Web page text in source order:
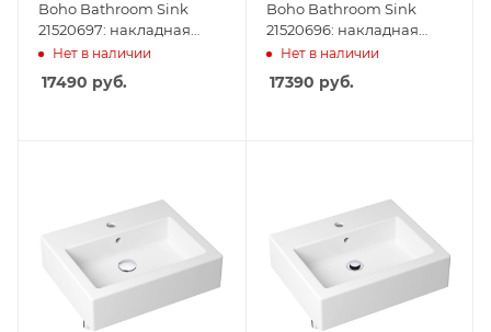
Boho Bathroom Sink
21520697: накладная
раковина 50.5 см,
металлический сифон,
донный клапан
Нет в наличии
17490 руб.
Boho Bathroom Sink
21520696: накладная
раковина 50.5 см,
металлический сифон,
донный клапан
Нет в наличии
17390 руб.